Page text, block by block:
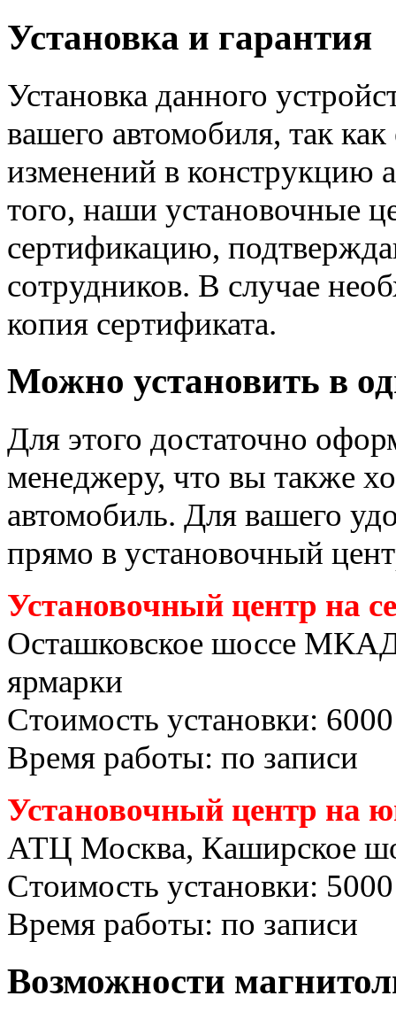
Установка и гарантия
Установка данного
вашего автомобиля, так
изменений в конструкцию
того, наши установочные
сертификацию,
сотрудников. В случае
копия сертификата.
Можно установить в
Для этого достаточно
менеджеру, что вы также
автомобиль. Для вашего
прямо в установочный
Установочный центр на
Осташковское шоссе
ярмарки
Стоимость установки:
Время работы: по записи
Установочный центр на
АТЦ Москва, Каширское
Стоимость установки:
Время работы: по записи
Возможности